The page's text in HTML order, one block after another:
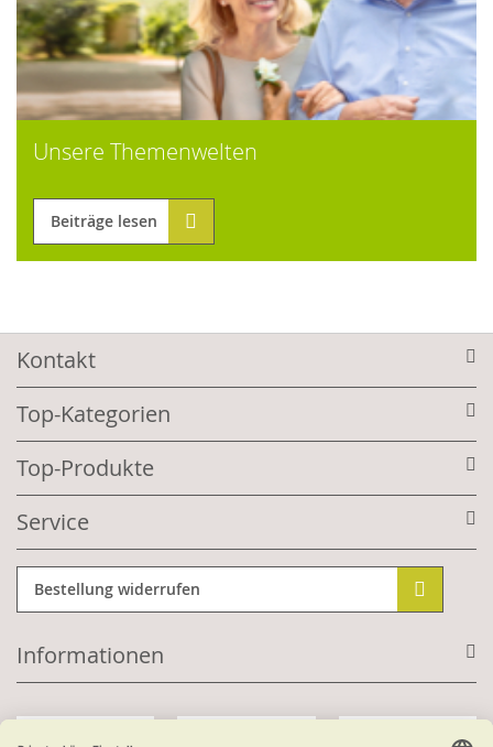
Unsere Themenwelten
Beiträge lesen
Kontakt
Top-Kategorien
Top-Produkte
Service
Bestellung widerrufen
Informationen